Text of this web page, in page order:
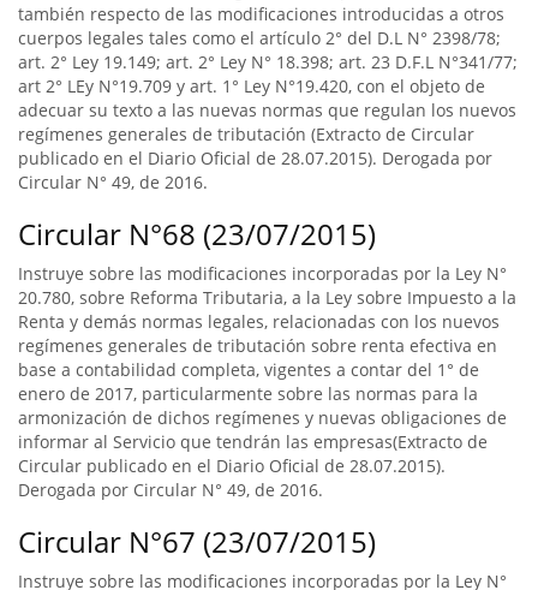
también respecto de las modificaciones introducidas a otros
cuerpos legales tales como el artículo 2° del D.L N° 2398/78;
art. 2° Ley 19.149; art. 2° Ley N° 18.398; art. 23 D.F.L N°341/77;
art 2° LEy N°19.709 y art. 1° Ley N°19.420, con el objeto de
adecuar su texto a las nuevas normas que regulan los nuevos
regímenes generales de tributación (Extracto de Circular
publicado en el Diario Oficial de 28.07.2015). Derogada por
Circular N° 49, de 2016.
Circular N°68 (23/07/2015)
Instruye sobre las modificaciones incorporadas por la Ley N°
20.780, sobre Reforma Tributaria, a la Ley sobre Impuesto a la
Renta y demás normas legales, relacionadas con los nuevos
regímenes generales de tributación sobre renta efectiva en
base a contabilidad completa, vigentes a contar del 1° de
enero de 2017, particularmente sobre las normas para la
armonización de dichos regímenes y nuevas obligaciones de
informar al Servicio que tendrán las empresas(Extracto de
Circular publicado en el Diario Oficial de 28.07.2015).
Derogada por Circular N° 49, de 2016.
Circular N°67 (23/07/2015)
Instruye sobre las modificaciones incorporadas por la Ley N°